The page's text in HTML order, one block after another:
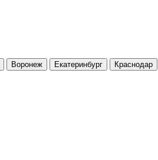
Воронеж Екатеринбург Краснодар